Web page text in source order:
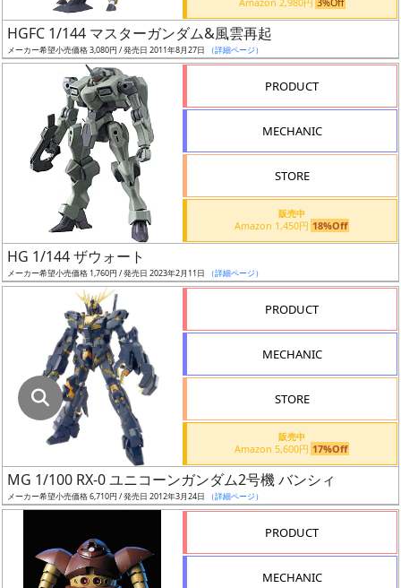
最
安
ク
ス
ア
HGFC 1/144 マスターガンダム&風雲再起
メーカー希望小売価格 3,080円 / 発売日 2011年8月27日 （詳細ページ）
PRODUCT
MECHANIC
STORE
販売中
Amazon 1,450円 18%Off
HG 1/144 ザウォート
メーカー希望小売価格 1,760円 / 発売日 2023年2月11日 （詳細ページ）
PRODUCT
MECHANIC
STORE
販売中
Amazon 5,600円 17%Off
MG 1/100 RX-0 ユニコーンガンダム2号機 バンシィ
メーカー希望小売価格 6,710円 / 発売日 2012年3月24日 （詳細ページ）
PRODUCT
MECHANIC